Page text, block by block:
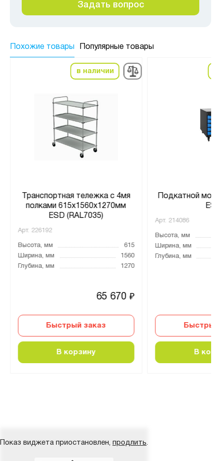
Задать вопрос
Похожие товары Популярные товары
в наличии
Транспортная тележка с 4мя
полками 615x1560x1270мм
ESD (RAL7035)
Арт. 226192
Высота, мм
615
Ширина, мм
1560
Глубина, мм
1270
65 670₽
Быстрый заказ
В корзину
Подкатной
Арт. 214086
Высота, мм
Ширина, мм
Глубина, мм
Быстрый
В
Показ виджета приостановлен, продлить.